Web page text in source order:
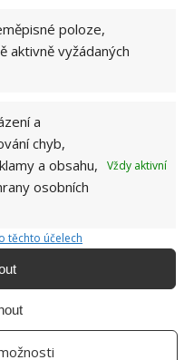
poloze,
aktivně vyžádaných
a
chyb,
a obsahu,
osobních
Vždy aktivní
těchto účelech
jak vypadala doprava a
Pamětníci získají 10/10